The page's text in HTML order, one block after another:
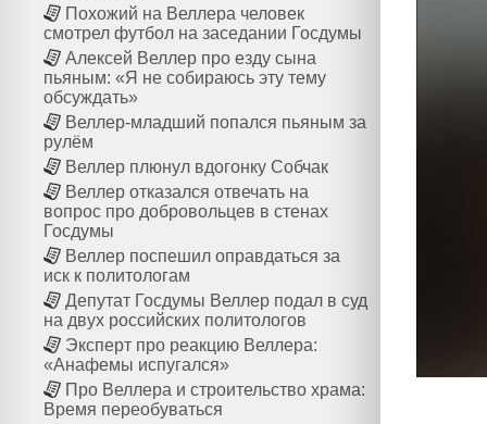
Похожий на Веллера человек
смотрел футбол на заседании Госдумы
Алексей Веллер про езду сына
пьяным: «Я не собираюсь эту тему
обсуждать»
Веллер-младший попался пьяным за
рулём
Веллер плюнул вдогонку Собчак
Веллер отказался отвечать на
вопрос про добровольцев в стенах
Госдумы
Веллер поспешил оправдаться за
иск к политологам
Депутат Госдумы Веллер подал в суд
на двух российских политологов
Эксперт про реакцию Веллера:
«Анафемы испугался»
Про Веллера и строительство храма:
Время переобуваться